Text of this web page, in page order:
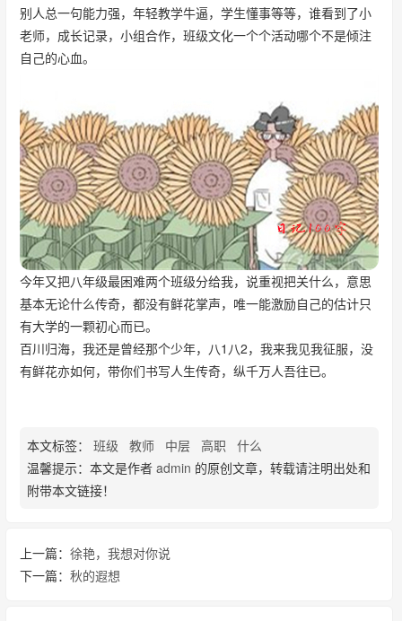
别人总一句能力强，年轻教学牛逼，学生懂事等等，谁看到了小
老师，成长记录，小组合作，班级文化一个个活动哪个不是倾注
自己的心血。
今年又把八年级最困难两个班级分给我，说重视把关什么，意思
基本无论什么传奇，都没有鲜花掌声，唯一能激励自己的估计只
有大学的一颗初心而已。
百川归海，我还是曾经那个少年，八1八2，我来我见我征服，没
有鲜花亦如何，带你们书写人生传奇，纵千万人吾往已。
本文标签： 班级 教师 中层 高职
什么
温馨提示：本文是作者 admin 的原创文章，转载请注明出处和
附带本文链接！
上一篇： 徐艳，我想对你说
下一篇： 秋的遐想